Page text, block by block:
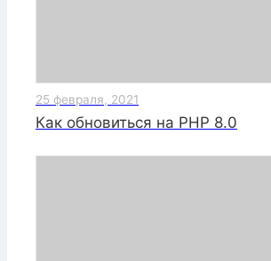
25 февраля, 2021
Как обновиться на PHP 8.0